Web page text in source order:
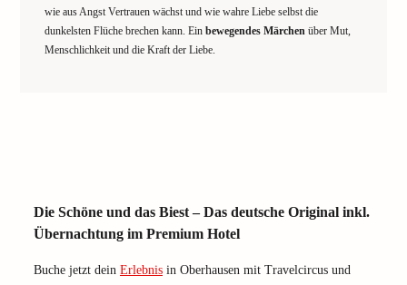
wie aus Angst Vertrauen wächst und wie wahre Liebe selbst die
dunkelsten Flüche brechen kann. Ein bewegendes Märchen über Mut,
Menschlichkeit und die Kraft der Liebe.
Die Schöne und das Biest – Das deutsche Original inkl.
Übernachtung im Premium Hotel
Buche jetzt dein Erlebnis in Oberhausen mit Travelcircus und